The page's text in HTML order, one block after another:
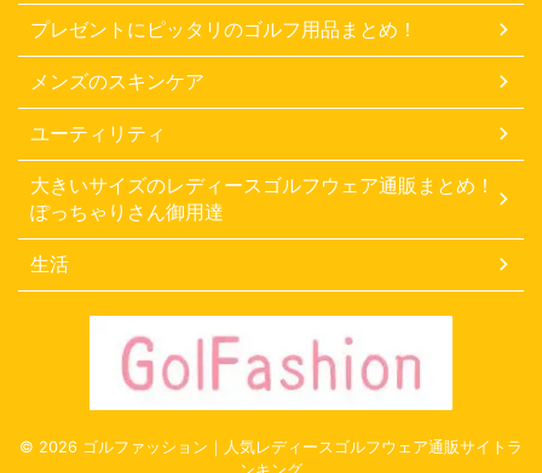
プレゼントにピッタリのゴルフ用品まとめ！
メンズのスキンケア
ユーティリティ
大きいサイズのレディースゴルフウェア通販まとめ！
ぽっちゃりさん御用達
生活
© 2026 ゴルファッション｜人気レディースゴルフウェア通販サイトラ